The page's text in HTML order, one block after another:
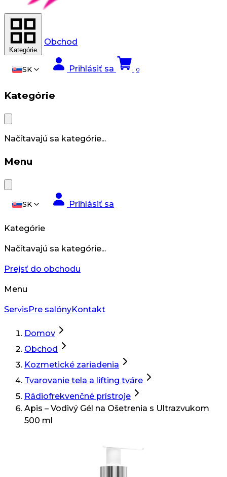
Kategórie
Obchod
SK Prihlásiť sa 0
Kategórie
Načítavajú sa kategórie...
Menu
SK Prihlásiť sa
Kategórie
Načítavajú sa kategórie...
Prejsť do obchodu
Menu
Servis Pre salónyKontakt
Domov
Obchod
Kozmetické zariadenia
Tvarovanie tela a lifting tváre
Rádiofrekvenčné prístroje
Apis – Vodivý Gél na Ošetrenia s Ultrazvukom
500 ml